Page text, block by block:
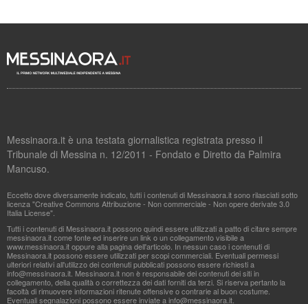
Messinaora.it è una testata giornalistica registrata presso il
Tribunale di Messina n. 12/2011 - Fondato e Diretto da Palmira
Mancuso.
Eccetto dove diversamente indicato, tutti i contenuti di Messinaora.it sono rilasciati sotto
licenza "Creative Commons Attribuzione - Non commerciale - Non opere derivate 3.0
Italia License".
Tutti i contenuti di Messinaora.it possono quindi essere utilizzati a patto di citare sempre
messinaora.it come fonte ed inserire un link o un collegamento visibile a
www.messinaora.it oppure alla pagina dell'articolo. In nessun caso i contenuti di
Messinaora.it possono essere utilizzati per scopi commerciali. Eventuali permessi
ulteriori relativi all'utilizzo dei contenuti pubblicati possono essere richiesti a
info@messinaora.it . Messinaora.it non è responsabile dei contenuti dei siti in
collegamento, della qualità o correttezza dei dati forniti da terzi. Si riserva pertanto la
facoltà di rimuovere informazioni ritenute offensive o contrarie al buon costume.
Eventuali segnalazioni possono essere inviate ainfo@messinaora.it